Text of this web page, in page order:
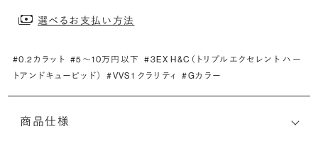
選べるお支払い方法
#0.2カラット #5〜10万円以下 #3EX H&C（トリプルエクセレント ハー
トアンドキューピッド）
#VVS1 クラリティ #Gカラー
商品仕様